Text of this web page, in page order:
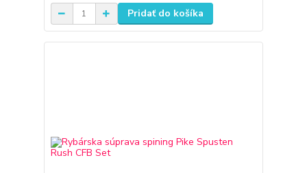
Pridať do košíka